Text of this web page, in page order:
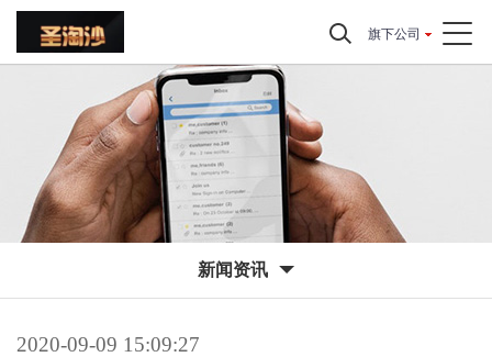
旗下公司
新闻资讯
2020-09-09 15:09:27